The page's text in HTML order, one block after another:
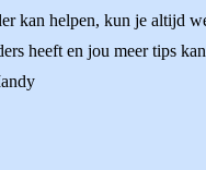
kan helpen, kun je altijd
heeft en jou meer tips